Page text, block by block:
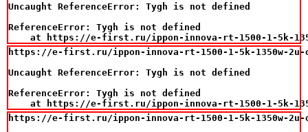
Uncaught ReferenceError: Tygh is not defined
ReferenceError: Tygh is not defined
at https://e-first.ru/ippon-innova-rt-1500-1-5k-
https://e-first.ru/ippon-innova-rt-1500-1-5k-1350w-2u-
Uncaught ReferenceError: Tygh is not defined
ReferenceError: Tygh is not defined
at https://e-first.ru/ippon-innova-rt-1500-1-5k-
https://e-first.ru/ippon-innova-rt-1500-1-5k-1350w-2u-